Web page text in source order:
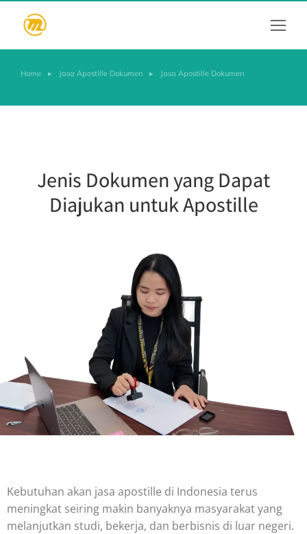
You are here:
Home Jasa Apostille Dokumen Jasa Apostille Dokumen
Jenis Dokumen yang Dapat
Diajukan untuk Apostille
Kebutuhan akan jasa apostille di Indonesia terus
meningkat seiring makin banyaknya masyarakat yang
melanjutkan studi, bekerja, dan berbisnis di luar negeri.